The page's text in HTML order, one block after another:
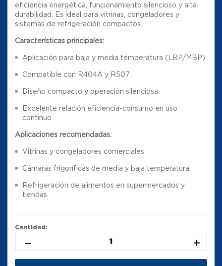
eficiencia energética, funcionamiento silencioso y alta
durabilidad. Es ideal para vitrinas, congeladores y
sistemas de refrigeración compactos.
Características principales:
Aplicación para baja y media temperatura (LBP/MBP)
Compatible con R404A y R507
Diseño compacto y operación silenciosa
Excelente relación eficiencia-consumo en uso
continuo
Aplicaciones recomendadas:
Vitrinas y congeladores comerciales
Cámaras frigoríficas de media y baja temperatura
Refrigeración de alimentos en supermercados y
tiendas
Cantidad: